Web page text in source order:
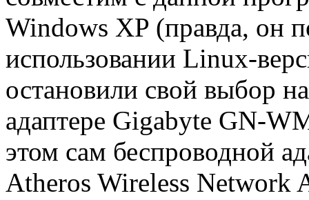
Windows XP (правда, он
использовании Linux-
остановили свой выбор
адаптере Gigabyte GN-
этом сам беспроводной
Atheros Wireless Network